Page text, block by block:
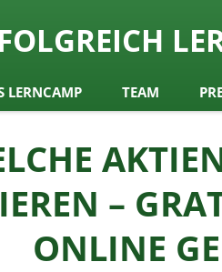
LERNCAMP TEAM
–
ONLINE